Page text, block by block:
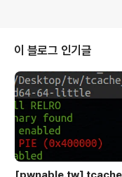
이 블로그 인기글